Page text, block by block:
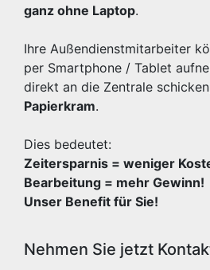
ganz ohne Laptop.
Ihre Außendienstmitarbeiter
per Smartphone / Tablet
direkt an die Zentrale
Papierkram.
Dies bedeutet:
Zeitersparnis = weniger
Bearbeitung = mehr Gewinn!
Unser Benefit für Sie!
Nehmen Sie jetzt